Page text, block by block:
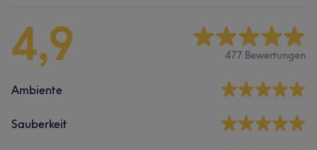
4,9 477 Bewertungen
Ambiente
Sauberkeit